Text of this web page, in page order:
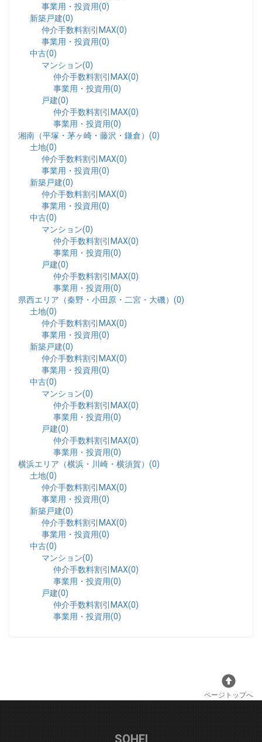
事業用・投資用(0)
新築戸建(0)
仲介手数料割引MAX(0)
事業用・投資用(0)
中古(0)
マンション(0)
仲介手数料割引MAX(0)
事業用・投資用(0)
戸建(0)
仲介手数料割引MAX(0)
事業用・投資用(0)
湘南（平塚・茅ヶ崎・藤沢・鎌倉）(0)
土地(0)
仲介手数料割引MAX(0)
事業用・投資用(0)
新築戸建(0)
仲介手数料割引MAX(0)
事業用・投資用(0)
中古(0)
マンション(0)
仲介手数料割引MAX(0)
事業用・投資用(0)
戸建(0)
仲介手数料割引MAX(0)
事業用・投資用(0)
県西エリア（秦野・小田原・二宮・大磯）(0)
土地(0)
仲介手数料割引MAX(0)
事業用・投資用(0)
新築戸建(0)
仲介手数料割引MAX(0)
事業用・投資用(0)
中古(0)
マンション(0)
仲介手数料割引MAX(0)
事業用・投資用(0)
戸建(0)
仲介手数料割引MAX(0)
事業用・投資用(0)
横浜エリア（横浜・川崎・横須賀）(0)
土地(0)
仲介手数料割引MAX(0)
事業用・投資用(0)
新築戸建(0)
仲介手数料割引MAX(0)
事業用・投資用(0)
中古(0)
マンション(0)
仲介手数料割引MAX(0)
事業用・投資用(0)
戸建(0)
仲介手数料割引MAX(0)
事業用・投資用(0)
ページトップへ
SOHEI